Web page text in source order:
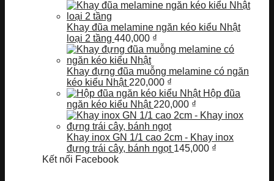
Khay đũa melamine ngăn kéo kiểu Nhật
loại 2 tầng 440,000 ₫
Khay đựng đũa muỗng melamine có ngăn
kéo kiểu Nhật 220,000 ₫
Hộp đũa
ngăn kéo kiểu Nhật 220,000 ₫
Khay inox GN 1/1 cao 2cm - Khay inox
đựng trái cây, bánh ngọt 145,000 ₫
Kết nối Facebook